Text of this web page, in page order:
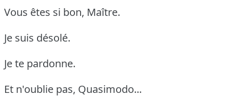
Vous êtes si bon, Maître.
Je suis désolé.
Je te pardonne.
Et n'oublie pas, Quasimodo...